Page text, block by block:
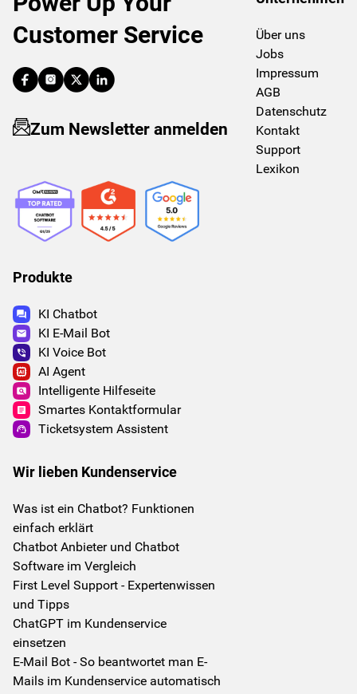
Customer Service
Zum Newsletter anmelden
Über uns
Jobs
Impressum
AGB
Datenschutz
Kontakt
Support
Lexikon
Produkte
KI Chatbot
KI E-Mail Bot
KI Voice Bot
AI Agent
Intelligente Hilfeseite
Smartes Kontaktformular
Ticketsystem Assistent
Wir lieben Kundenservice
Was ist ein Chatbot? Funktionen
einfach erklärt
Chatbot Anbieter und Chatbot
Software im Vergleich
First Level Support - Expertenwissen
und Tipps
ChatGPT im Kundenservice
einsetzen
E-Mail Bot - So beantwortet man E-
Mails im Kundenservice automatisch